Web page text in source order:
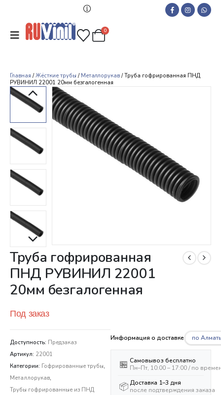
0
Главная /Жёсткие трубы / Металлорукав / Труба гофрированная ПНД
РУВИНИЛ 22001 20мм безгалогенная
Труба гофрированная
ПНД РУВИНИЛ 22001
20мм безгалогенная
Под заказ
Доступность: Предзаказ
Артикул: 22001
Категории: Гофрированные трубы,
Металлорукав,
Трубы гофрированные из ПНД
Информация о доставке по
🏪 Самовывоз бесплатно
Пн–Пт, 10:00 – 17:00 / по
📦 Доставка 1–3 дня
после подтверждения заказа